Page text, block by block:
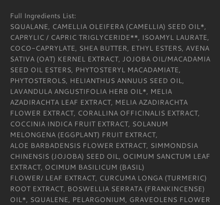
Full Ingredients List:
SQUALANE, CAMELLIA OLEIFERA (CAMELLIA) SEED OIL*,
CAPRYLIC / CAPRIC TRIGLYCERIDE**, ISOAMYL LAURATE,
COCO-CAPRYLATE, SHEA BUTTER, ETHYL ESTERS, AVENA
SATIVA (OAT) KERNEL EXTRACT, JOJOBA OIL/MACADAMIA
SEED OIL ESTERS, PHYTOSTERYL MACADAMIATE,
PHYTOSTEROLS, HELIANTHUS ANNUUS SEED OIL,
LAVANDULA ANGUSTIFOLIA HERB OIL*, MELIA
AZADIRACHTA LEAF EXTRACT, MELIA AZADIRACHTA
FLOWER EXTRACT, CORALLINA OFFICINALIS EXTRACT,
COCCINIA INDICA FRUIT EXTRACT, SOLANUM
MELONGENA (EGGPLANT) FRUIT EXTRACT,
ALOE BARBADENSIS FLOWER EXTRACT, SIMMONDSIA
CHINENSIS (JOJOBA) SEED OIL, OCIMUM SANCTUM LEAF
EXTRACT, OCIMUM BASILICUM (BASIL)
FLOWER/ LEAF EXTRACT, CURCUMA LONGA (TURMERIC)
ROOT EXTRACT, BOSWELLIA SERRATA (FRANKINCENSE)
OIL*, SQUALENE, PELARGONIUM, GRAVEOLENS FLOWER